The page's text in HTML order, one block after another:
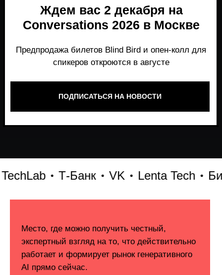
Т-Банк VK Lenta Tech
Место, где можно получить честный,
работает и формирует рынок генеративного